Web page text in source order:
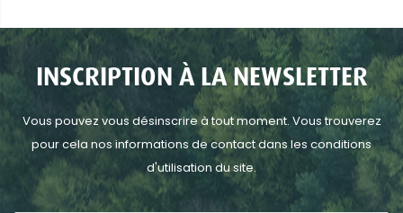
INSCRIPTION À LA NEWSLETTER
Vous pouvez vous désinscrire à tout moment. Vous trouverez
pour cela nos informations de contact dans les conditions
d'utilisation du site.